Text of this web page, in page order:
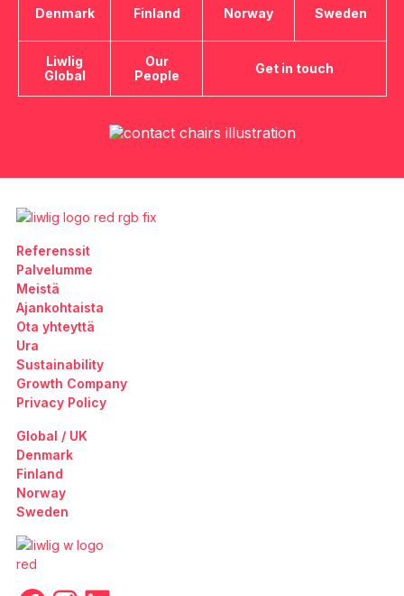
Denmark Finland Norway Sweden
Liwlig
Global
Our
People
Get in touch
Referenssit
Palvelumme
Meistä
Ajankohtaista
Ota yhteyttä
Ura
Sustainability
Growth Company
Privacy Policy
Global / UK
Denmark
Finland
Norway
Sweden